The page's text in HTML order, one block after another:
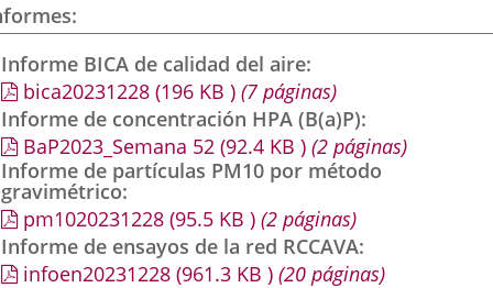
externa.externa.
Informe BICA de calidad del aire
bica20231228 (196 KB ) (7 páginas)
Informe de concentración HPA (B(a)P)
BaP2023_Semana 52 (92.4 KB ) (2 páginas)
Informe de partículas PM10 por método
gravimétrico
pm1020231228 (95.5 KB ) (2 páginas)
Informe de ensayos de la red RCCAVA
infoen20231228 (961.3 KB ) (20 páginas)